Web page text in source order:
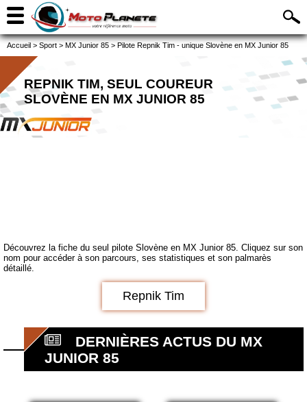
Accueil > Sport > MX Junior 85 > Pilote Repnik Tim - unique Slovène en MX Junior 85
REPNIK TIM, SEUL COUREUR
SLOVÈNE EN MX JUNIOR 85
Découvrez la fiche du seul pilote Slovène en MX Junior 85. Cliquez sur son
nom pour accéder à son parcours, ses statistiques et son palmarès
détaillé.
Repnik Tim
DERNIÈRES ACTUS DU MX
JUNIOR 85